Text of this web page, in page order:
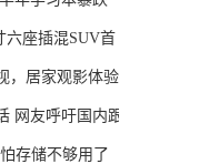
六座插混SUV首
，居家观影体验
网友呼吁国内跟
存储不够用了